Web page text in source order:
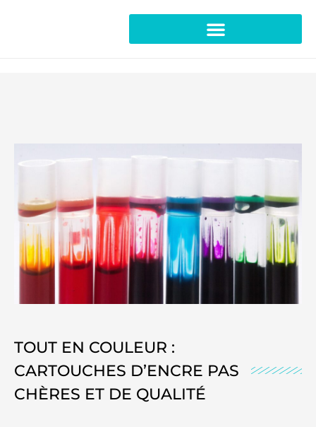
TOUT EN COULEUR :
CARTOUCHES D’ENCRE PAS
CHÈRES ET DE QUALITÉ